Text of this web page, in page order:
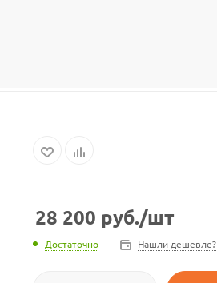
28 200 руб./шт
Достаточно Нашли дешевле?